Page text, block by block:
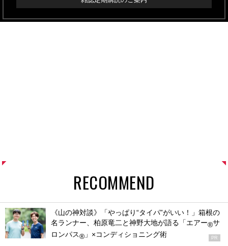
RECOMMEND
《山の神対談》「やっぱり“タイパ”がいい！」箱根の
名ランナー、柏原竜二と神野大地が語る「エアー®サ
ロンパス® 」×コンディショニング術 PR